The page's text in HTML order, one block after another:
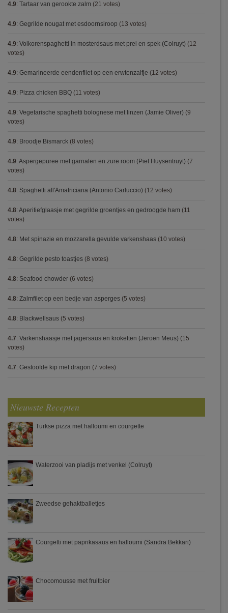
4.9: Tartaar van gerookte zalm (21 votes)
4.9: Gegrilde nougat met esdoornsiroop (13 votes)
4.9: Volkorenspaghetti in mosterdsaus met prei en spek (Colruyt) (12
votes)
4.9: Gemarineerde eendenfilet op een erwtenzalfje (12 votes)
4.9: Pizza chicken BBQ (11 votes)
4.9: Vegetarische spaghetti bolognese met linzen (Jamie Oliver) (9
votes)
4.9: Broodje Bismarck (8 votes)
4.9: Aspergepuree met garnalen en zure room (Piet Huysentruyt) (7
votes)
4.8: Spaghetti all'Amatriciana (Antonio Carluccio) (12 votes)
4.8: Aperitiefglaasje met gegrilde groentjes en gedroogde ham (11
votes)
4.8: Met spinazie en mozzarella gevulde varkenshaas (10 votes)
4.8: Gegrilde pesto toastjes (8 votes)
4.8: Seafood chowder (6 votes)
4.8: Zalmfilet op een bedje van asperges (5 votes)
4.8: Blackwellsaus (5 votes)
4.7: Varkenshaasje met jagersaus en kroketten (Jeroen Meus) (15
votes)
4.7: Gestoofde kip met dragon (7 votes)
Nieuwste Recepten
Turkse pizza met halloumi en courgette
Waterzooi van pladijs met venkel (Colruyt)
Zweedse gehaktballetjes
Courgetti met paprikasaus en halloumi (Sandra Bekkari)
Chocomousse met fruitbier